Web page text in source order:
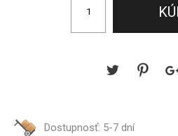
Dostupnosť: 5-7 dní